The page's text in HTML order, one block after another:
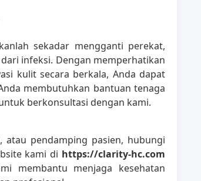
sekadar mengganti perekat,
infeksi. Dengan memperhatikan
kulit secara berkala, Anda dapat
membutuhkan bantuan tenaga
berkonsultasi dengan kami.
atau pendamping pasien, hubungi
kami di https://clarity-hc.com
membantu menjaga kesehatan